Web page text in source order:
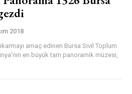
2018
amaç edinen Bursa Sivil Toplum
en büyük tam panoramik müzesi,